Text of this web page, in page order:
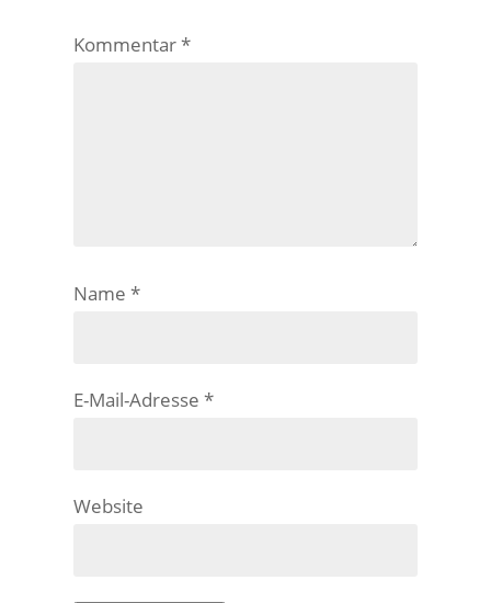
Kommentar*
Name*
E-Mail-Adresse*
Website